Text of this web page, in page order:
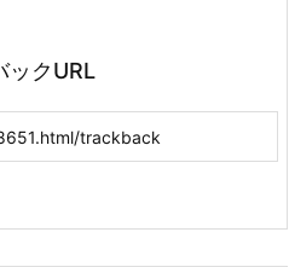
ックURL